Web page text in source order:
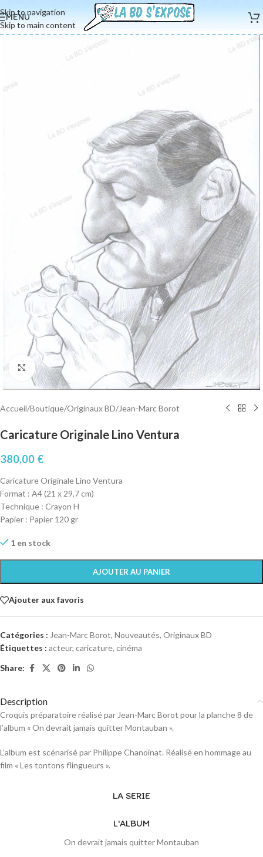
Skip to navigation
Skip to main content
MENU
Cliquez pour agrandir
Accueil/Boutique/Originaux BD/Jean-Marc Borot
Caricature Originale Lino Ventura
380,00 €
Caricature Originale Lino Ventura
Format : A4 (21 x 29,7 cm)
Technique : Crayon H
Papier : Papier 120 gr
1 en stock
AJOUTER AU PANIER
Ajouter aux favoris
Catégories : Jean-Marc Borot, Nouveautés, Originaux BD
Étiquettes : acteur, caricature, cinéma
Share:
Description
Croquis préparatoire réalisé par Jean-Marc Borot pour la planche 8 de
l’album « On devrait jamais quitter Montauban ».
L’album est scénarisé par Philippe Chanoinat. Réalisé en hommage au
film « Les tontons flingueurs ».
LA SERIE
L'ALBUM
On devrait jamais quitter Montauban